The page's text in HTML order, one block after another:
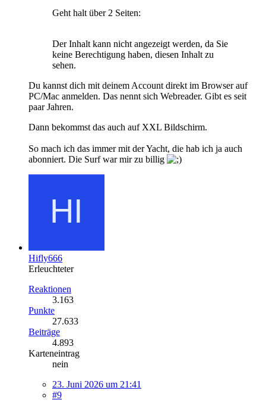
Geht halt über 2 Seiten:
Der Inhalt kann nicht angezeigt werden, da Sie
keine Berechtigung haben, diesen Inhalt zu
sehen.
Du kannst dich mit deinem Account direkt im Browser auf
PC/Mac anmelden. Das nennt sich Webreader. Gibt es seit
paar Jahren.
Dann bekommst das auch auf XXL Bildschirm.
So mach ich das immer mit der Yacht, die hab ich ja auch
abonniert. Die Surf war mir zu billig
Hifly666
Erleuchteter
Reaktionen
3.163
Punkte
27.633
Beiträge
4.893
Karteneintrag
nein
23. Juni 2026 um 21:41
#9